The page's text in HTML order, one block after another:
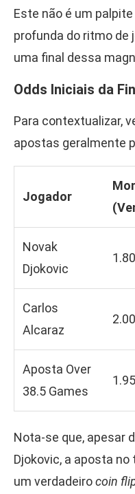
Este não é um
profunda do ritmo de
uma final dessa
Odds Iniciais da
Para contextualizar,
apostas geralmente
Jogador
Novak
Djokovic
1.80
Carlos
Alcaraz
2.00
Aposta Over
38.5 Games
1.95
Nota-se que, apesar
Djokovic, a aposta
um verdadeirocoin